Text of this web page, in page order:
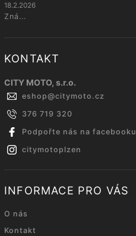
18.2.2026
Zná...
KONTAKT
CITY MOTO, s.r.o.
eshop@citymoto.cz
376 719 320
Podpořte nás na facebooku
citymotoplzen
INFORMACE PRO VÁS
O nás
Kontakt